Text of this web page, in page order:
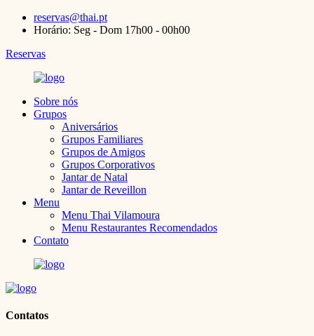
reservas@thai.pt
Horário: Seg - Dom 17h00 - 00h00
Reservas
Sobre nós
Grupos
Aniversários
Grupos Familiares
Grupos de Amigos
Grupos Corporativos
Jantar de Natal
Jantar de Reveillon
Menu
Menu Thai Vilamoura
Menu Restaurantes Recomendados
Contato
Contatos